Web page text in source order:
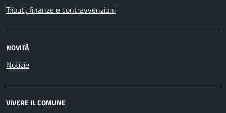
Tributi, finanze e contravvenzioni
NOVITÀ
Notizie
VIVERE IL COMUNE